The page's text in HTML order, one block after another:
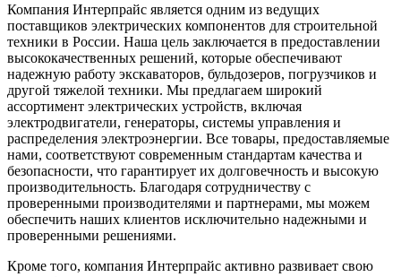
Компания Интерпрайс является одним из ведущих
поставщиков электрических компонентов для строительной
техники в России. Наша цель заключается в предоставлении
высококачественных решений, которые обеспечивают
надежную работу экскаваторов, бульдозеров, погрузчиков и
другой тяжелой техники. Мы предлагаем широкий
ассортимент электрических устройств, включая
электродвигатели, генераторы, системы управления и
распределения электроэнергии. Все товары, предоставляемые
нами, соответствуют современным стандартам качества и
безопасности, что гарантирует их долговечность и высокую
производительность. Благодаря сотрудничеству с
проверенными производителями и партнерами, мы можем
обеспечить наших клиентов исключительно надежными и
проверенными решениями.
Кроме того, компания Интерпрайс активно развивает свою